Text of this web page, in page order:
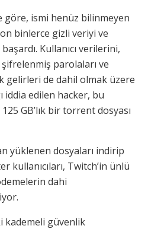
göre, ismi henüz bilinmeyen
binlerce gizli veriyi ve
Kullanıcı verilerini,
parolaları ve
gelirleri de dahil olmak üzere
iddia edilen hacker, bu
GB’lık bir torrent dosyası
yüklenen dosyaları indirip
kullanıcıları, Twitch’in ünlü
dahi
kademeli güvenlik